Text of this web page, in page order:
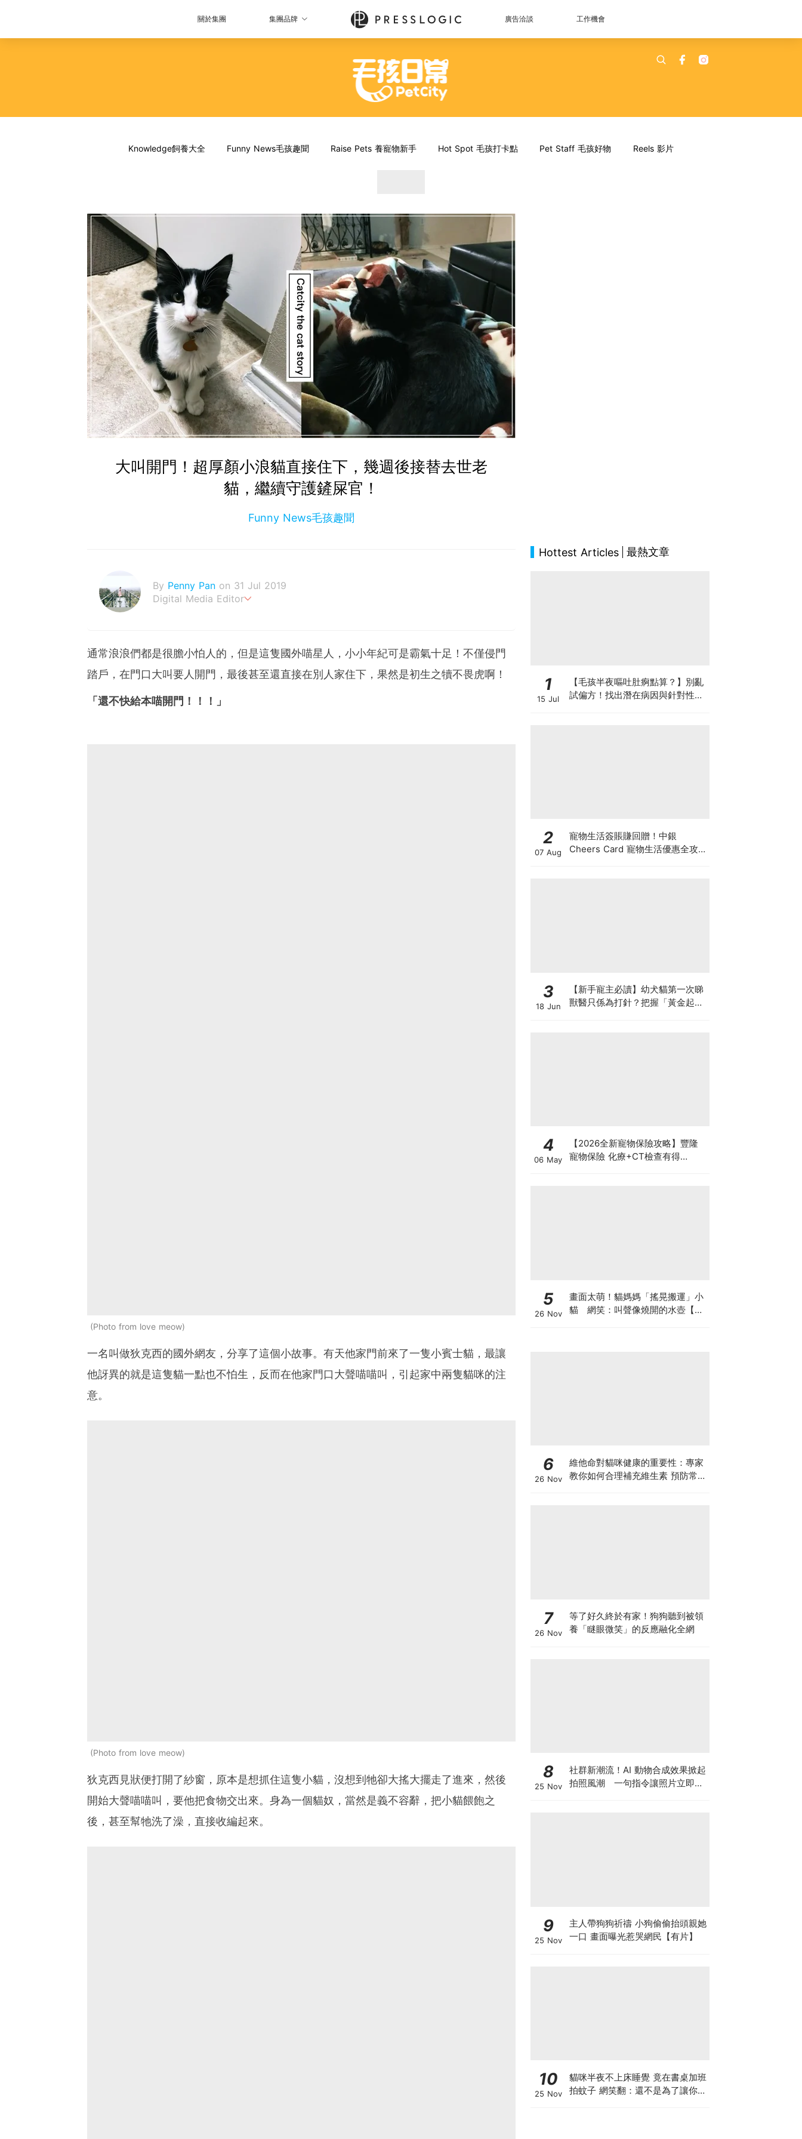
關於集團 集團品牌 廣告洽談 工作機會
Knowledge飼養大全 Funny News毛孩趣聞 Raise Pets 養寵物新手 Hot Spot 毛孩打卡點 Pet Staff 毛孩好物 Reels 影片
大叫開門！超厚顏小浪貓直接住下，幾週後接替去世老
貓，繼續守護鏟屎官！
Funny News毛孩趣聞
By Penny Pan on 31 Jul 2019
Digital Media Editor
通常浪浪們都是很膽小怕人的，但是這隻國外喵星人，小小年紀可是霸氣十足！不僅侵門
踏戶，在門口大叫要人開門，最後甚至還直接在別人家住下，果然是初生之犢不畏虎啊！
「還不快給本喵開門！！！」
Photo from love meow
一名叫做狄克西的國外網友，分享了這個小故事。有天他家門前來了一隻小賓士貓，最讓
他訝異的就是這隻貓一點也不怕生，反而在他家門口大聲喵喵叫，引起家中兩隻貓咪的注
意。
Photo from love meow
狄克西見狀便打開了紗窗，原本是想抓住這隻小貓，沒想到牠卻大搖大擺走了進來，然後
開始大聲喵喵叫，要他把食物交出來。身為一個貓奴，當然是義不容辭，把小貓餵飽之
後，甚至幫牠洗了澡，直接收編起來。
Hottest Articles 最熱文章
1
15 Jul
【毛孩半夜嘔吐肚痾點算？】別亂
試偏方！找出潛在病因與針對性營
2
07 Aug
寵物生活簽賬賺回贈！中銀
Cheers Card 寵物生活優惠全攻
3
18 Jun
【新手寵主必讀】幼犬貓第一次睇
獸醫只係為打針？把握「黃金起跑
4
06 May
【2026全新寵物保險攻略】豐隆
寵物保險 化療+CT檢查有得
5
26 Nov
畫面太萌！貓媽媽「搖晃搬運」小
貓 網笑：叫聲像燒開的水壺【有
6
26 Nov
維他命對貓咪健康的重要性：專家
教你如何合理補充維生素 預防常見
7
26 Nov
等了好久終於有家！狗狗聽到被領
養「瞇眼微笑」的反應融化全網
8
25 Nov
社群新潮流！AI 動物合成效果掀起
拍照風潮 一句指令讓照片立即升
9
25 Nov
主人帶狗狗祈禱 小狗偷偷抬頭親她
一口 畫面曝光惹哭網民【有片】
10
25 Nov
貓咪半夜不上床睡覺 竟在書桌加班
拍蚊子 網笑翻：還不是為了讓你睡